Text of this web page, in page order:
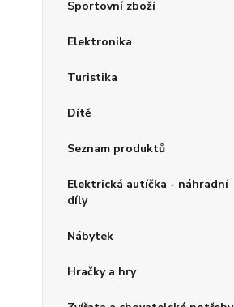
Sportovní zboží
Elektronika
Turistika
Dítě
Seznam produktů
Elektrická autíčka - náhradní
díly
Nábytek
Hračky a hry